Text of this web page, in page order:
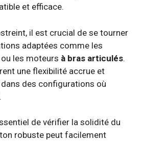
et efficace.
il est crucial de se tourner
adaptées comme les
ou les moteurs à bras articulés.
une flexibilité accrue et
dans des configurations où
de vérifier la solidité du
robuste peut facilement